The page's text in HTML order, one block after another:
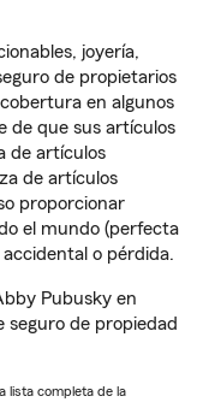
joyería,
de propietarios
en algunos
de que sus artículos
de artículos
de artículos
proporcionar
el mundo (perfecta
o pérdida.
Pubusky en
seguro de propiedad
lista completa de la